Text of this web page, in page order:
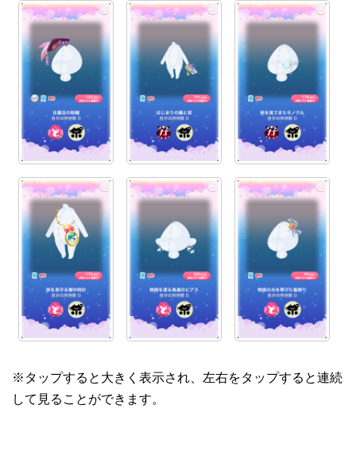
※タップすると大きく表示され、左右をタップすると連続
して見ることができます。